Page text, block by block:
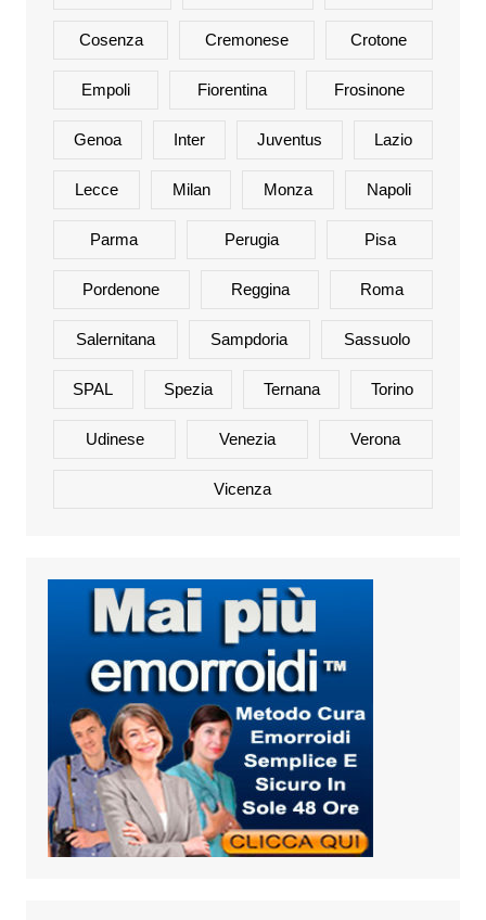
Cosenza Cremonese Crotone
Empoli Fiorentina Frosinone
Genoa Inter Juventus Lazio
Lecce Milan Monza Napoli
Parma Perugia Pisa
Pordenone Reggina Roma
Salernitana Sampdoria Sassuolo
SPAL Spezia Ternana Torino
Udinese Venezia Verona
Vicenza